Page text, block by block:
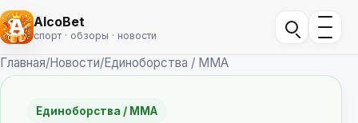
AlcoBet
спорт · обзоры · новости
Главная/Новости/Единоборства / ММА
Единоборства / ММА